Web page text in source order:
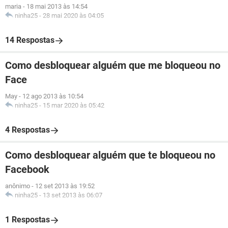
maria - 18 mai 2013 às 14:54
ninha25 - 28 mai 2020 às 04:05
14 Respostas
Como desbloquear alguém que me bloqueou no
Face
May - 12 ago 2013 às 10:54
ninha25 - 15 mar 2020 às 05:42
4 Respostas
Como desbloquear alguém que te bloqueou no
Facebook
anônimo - 12 set 2013 às 19:52
ninha25 - 13 set 2013 às 06:07
1 Respostas